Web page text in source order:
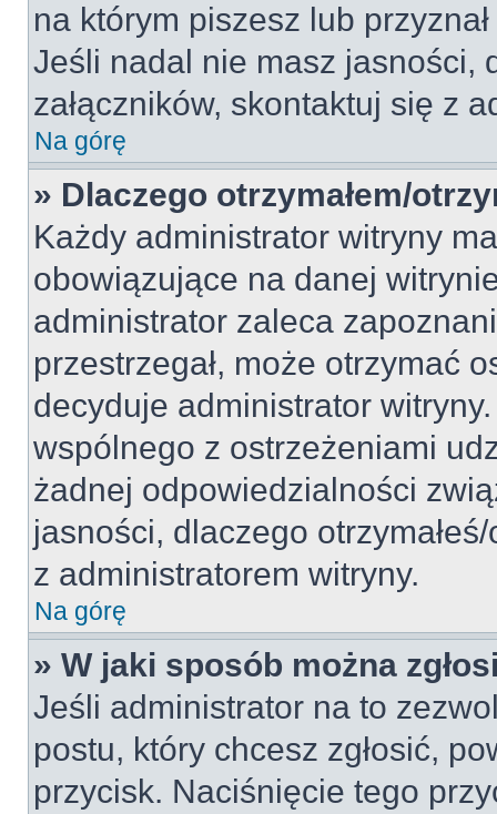
na którym piszesz lub
Jeśli nadal nie masz jasności,
załączników, skontaktuj się z
Na górę
» Dlaczego otrzymałem/
Każdy administrator witryny
obowiązujące na danej
administrator zaleca
przestrzegał, może otrzymać
decyduje administrator
wspólnego z ostrzeżeniami
żadnej odpowiedzialności
jasności, dlaczego
z administratorem witryny.
Na górę
» W jaki sposób można
Jeśli administrator na to
postu, który chcesz zgłosić,
przycisk. Naciśnięcie tego